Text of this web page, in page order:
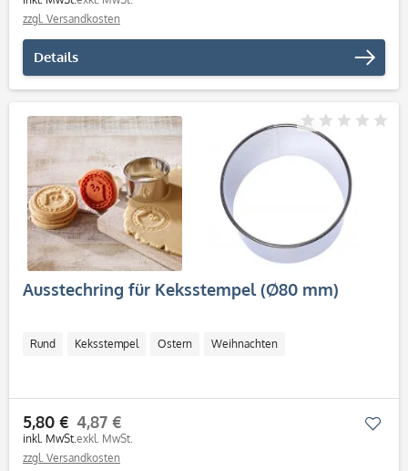
zzgl. Versandkosten
Details
Ausstechring für Keksstempel (Ø80 mm)
Rund Keksstempel Ostern Weihnachten
5,80 €
inkl. MwSt.
4,87 €
exkl. MwSt.
zzgl. Versandkosten